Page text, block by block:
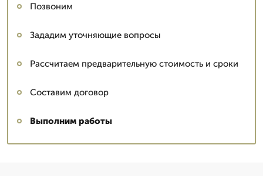
Позвоним
Зададим уточняющие вопросы
Рассчитаем предварительную стоимость и сроки
Составим договор
Выполним работы